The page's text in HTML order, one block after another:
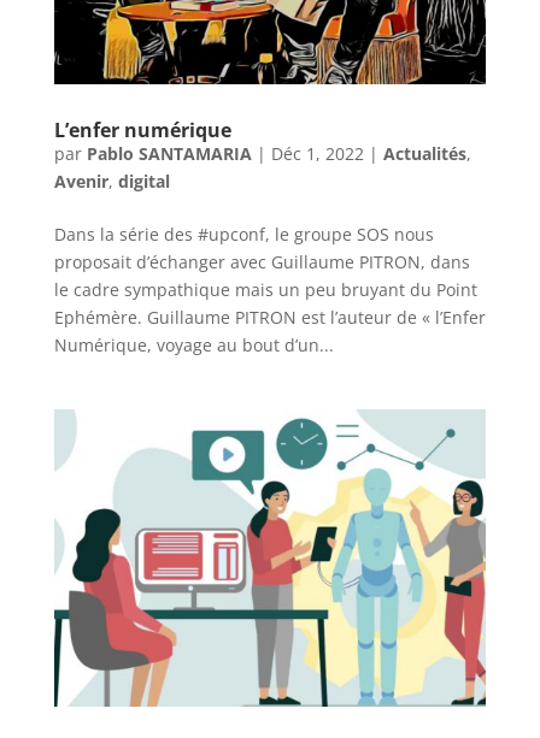
L’enfer numérique
par Pablo SANTAMARIA| Déc 1, 2022| Actualités,
Avenir, digital
Dans la série des #upconf, le groupe SOS nous
proposait d’échanger avec Guillaume PITRON, dans
le cadre sympathique mais un peu bruyant du Point
Ephémère. Guillaume PITRON est l’auteur de « l’Enfer
Numérique, voyage au bout d’un...